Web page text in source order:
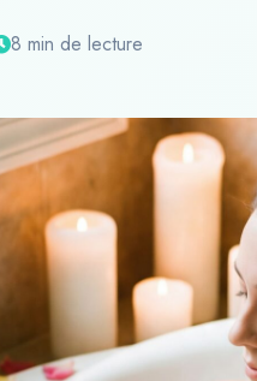
8 min de lecture